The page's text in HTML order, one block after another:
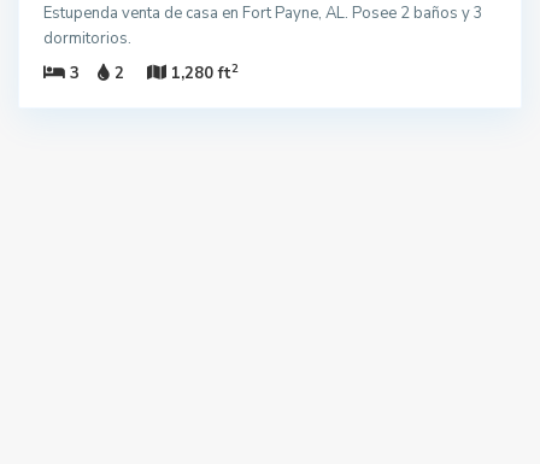
Estupenda venta de casa en Fort Payne, AL. Posee 2 baños y 3
dormitorios.
3
2 1,280 ft2